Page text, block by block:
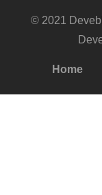
© 2021
Home